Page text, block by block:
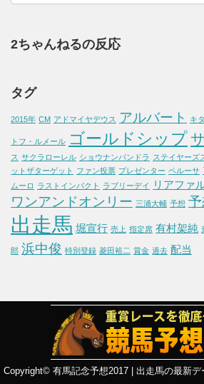
2ちゃんねるの反応
タグ
2015年 CM アドマイヤデウス アルバート キ
トフ・ルメール ゴールドシップ
ス サクラローレル ショウナンパンドラ ステイヤーズ
ットザターゲット ファン投票 プレゼンター ペルーサ
ムーロ ラストインパクト ラブリーデイ リアファ
ワンアンドオンリー 三浦大輔 予想
出走馬 堀宣行 売上 指定席 有村架純
郎 浜中俊 特別登録 菱田裕二 賞金 過去 配当
Copyright© 有馬記念予想2017 | 出走馬の最新